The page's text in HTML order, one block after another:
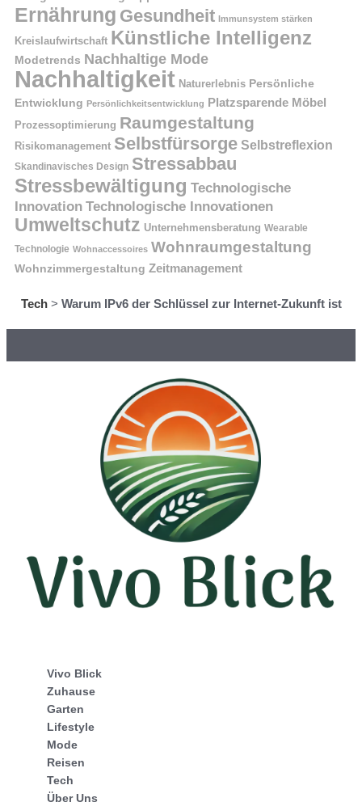
Ernährung Gesundheit Immunsystem stärken
Kreislaufwirtschaft Künstliche Intelligenz
Modetrends Nachhaltige Mode
Nachhaltigkeit Naturerlebnis Persönliche
Entwicklung Persönlichkeitsentwicklung Platzsparende Möbel
Prozessoptimierung Raumgestaltung
Risikomanagement Selbstfürsorge Selbstreflexion
Skandinavisches Design Stressabbau
Stressbewältigung Technologische
Innovation Technologische Innovationen
Umweltschutz Unternehmensberatung Wearable
Technologie Wohnaccessoires Wohnraumgestaltung
Wohnzimmergestaltung Zeitmanagement
Tech> Warum IPv6 der Schlüssel zur Internet-Zukunft ist
Vivo Blick
Zuhause
Garten
Lifestyle
Mode
Reisen
Tech
Über Uns